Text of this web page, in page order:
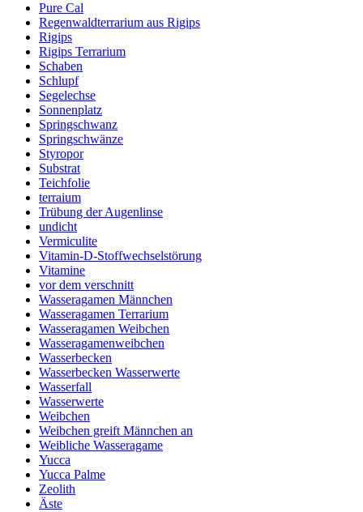
Pure Cal
Regenwaldterrarium aus Rigips
Rigips
Rigips Terrarium
Schaben
Schlupf
Segelechse
Sonnenplatz
Springschwanz
Springschwänze
Styropor
Substrat
Teichfolie
terraium
Trübung der Augenlinse
undicht
Vermiculite
Vitamin-D-Stoffwechselstörung
Vitamine
vor dem verschnitt
Wasseragamen Männchen
Wasseragamen Terrarium
Wasseragamen Weibchen
Wasseragamenweibchen
Wasserbecken
Wasserbecken Wasserwerte
Wasserfall
Wasserwerte
Weibchen
Weibchen greift Männchen an
Weibliche Wasseragame
Yucca
Yucca Palme
Zeolith
Äste